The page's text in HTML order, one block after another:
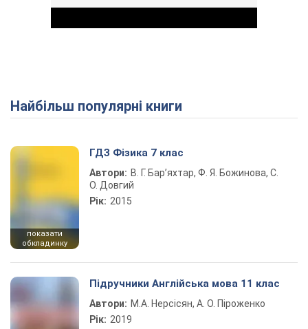
Play Video
Найбільш популярні книги
показати
обкладинку
ГДЗ Фізика 7 клас
Автори: В. Г. Бар’яхтар, Ф. Я. Божинова, С.
О. Довгий
Рік: 2015
Підручники Англійська мова 11 клас
Автори: М.А. Нерсісян, А. О. Піроженко
Рік: 2019